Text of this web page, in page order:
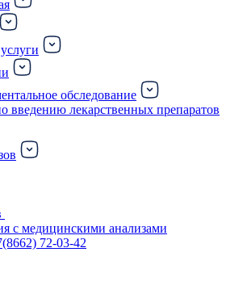
обследование
введению лекарственных препаратов
72-03-42